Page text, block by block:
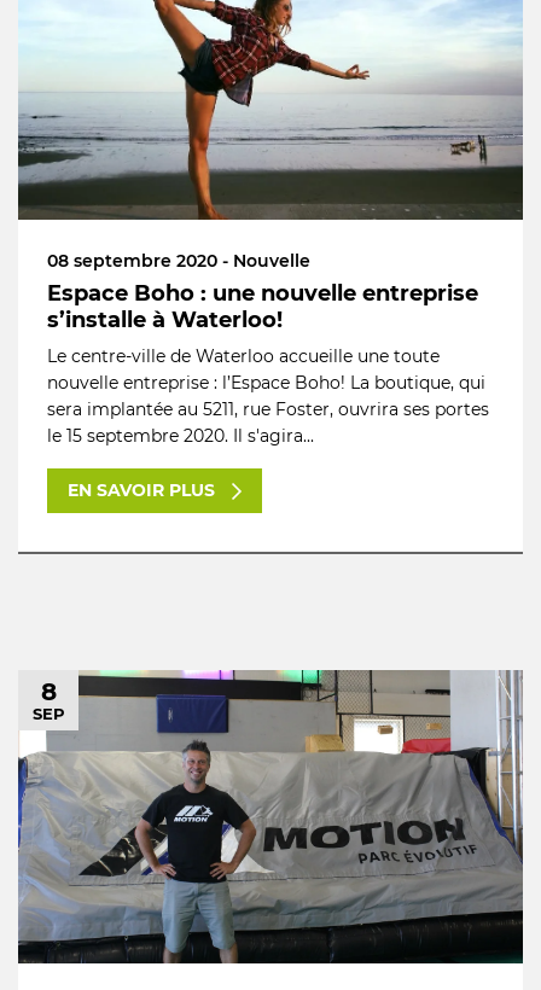
08 septembre 2020 - Nouvelle
Espace Boho : une nouvelle entreprise
s’installe à Waterloo!
Le centre-ville de Waterloo accueille une toute
nouvelle entreprise : l’Espace Boho! La boutique, qui
sera implantée au 5211, rue Foster, ouvrira ses portes
le 15 septembre 2020. Il s'agira...
EN SAVOIR PLUS
8
SEP